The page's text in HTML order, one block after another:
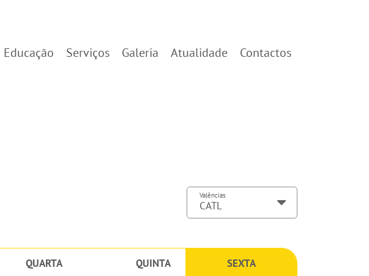
Educação Serviços Galeria Atualidade Contactos
Valências
QUARTA QUINTA SEXTA